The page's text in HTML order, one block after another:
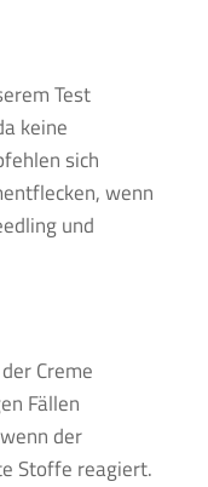
Test
keine
sich
wenn
und
Creme
Fällen
der
Stoffe reagiert.